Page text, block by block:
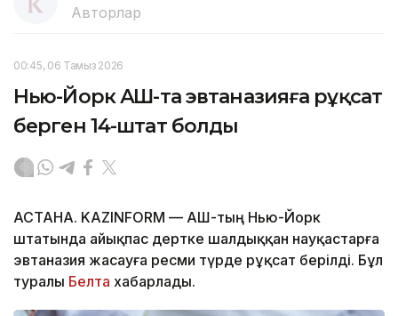
Авторлар
00:45, 06 Тамыз 2026
Нью-Йорк АҚШ-та эвтаназияға рұқсат
берген 14-штат болды
АСТАНА. KAZINFORM — АҚШ-тың Нью-Йорк
штатында айықпас дертке шалдыққан науқастарға
эвтаназия жасауға ресми түрде рұқсат берілді. Бұл
туралы Белта хабарлады.